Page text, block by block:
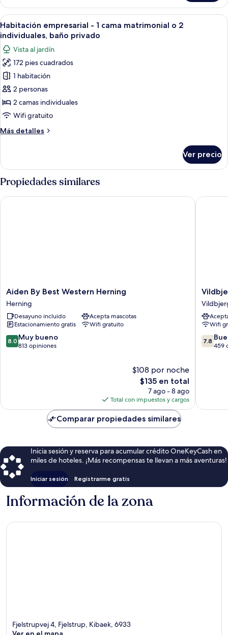
doble
clásica,
baño
compartido
Abrir
todas
las
fotos
de
Habitación
empresarial
-
1
matrimonial
individuales,
baño
privado
Escritorio, espacio para trabajar con
5
Habitación empresarial - 1 cama matrimonial o 2
individuales, baño privado
Vista al jardín
172 pies cuadrados
1 habitación
2 personas
2 camas individuales
Wifi gratuito
Más detalles
Más
empresarial
-
1
cama
matrimonial
Ver precio
Propiedades similares
Aiden
By
Best
Western
Herning
Herning
Aiden By Best Western Herning
Herning
Desayuno incluido
Acepta mascotas
Estacionamiento gratis
Wifi gratuito
8.0
de
8.0 Muy bueno
813 opiniones
$108 por noche
El
precio
actual
es
de
$135
$135 en total
7 ago - 8 ago
Total con impuestos y cargos
Aiden By Best Western Herning
Hotel
Wifi
7.8
de
7.8
459
Comparar propiedades similares
Inicia sesión y reserva para acumular crédito OneKeyCash en
miles de hoteles. ¡Más recompensas te llevan a más aventuras!
Iniciar sesión Registrarme gratis
Información de la zona
Fjelstrupvej 4, Fjelstrup, Kibaek, 6933